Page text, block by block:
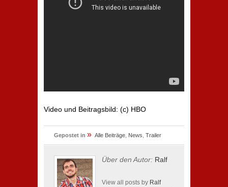
Video und Beitragsbild: (c) HBO
Gepostet in » Alle Beiträge News Trailer
Über den Autor: Ralf
View all posts by Ralf